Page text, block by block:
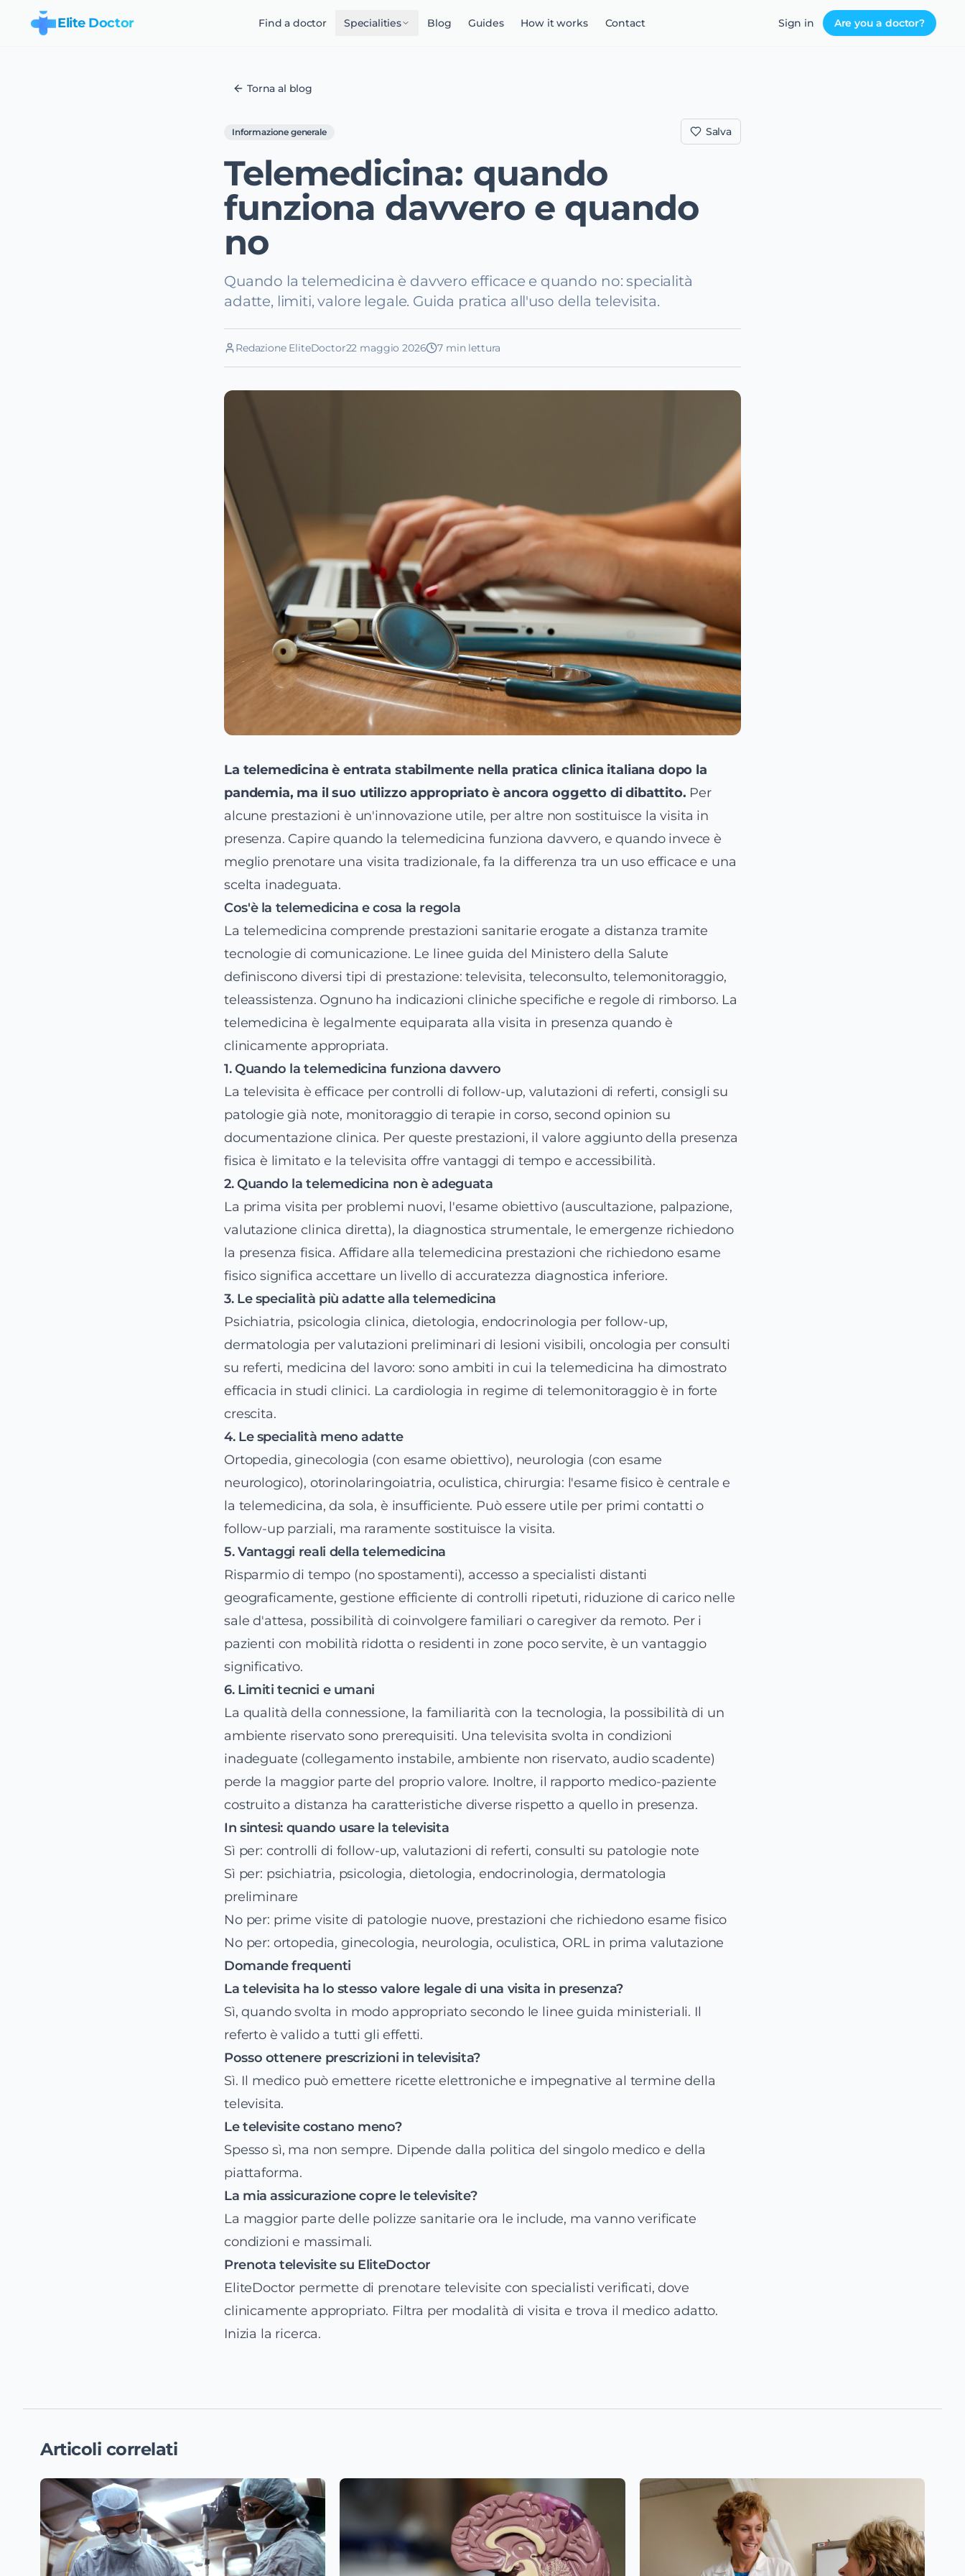
Elite Doctor Find a doctor Specialities Blog Guides How it works Contact Sign in Are you a doctor?
Torna al blog
Informazione generale Salva
Telemedicina: quando
funziona davvero e quando
no
Quando la telemedicina è davvero efficace e quando no: specialità
adatte, limiti, valore legale. Guida pratica all'uso della televisita.
Redazione EliteDoctor22 maggio 2026 7 min lettura
La telemedicina è entrata stabilmente nella pratica clinica italiana dopo la
pandemia, ma il suo utilizzo appropriato è ancora oggetto di dibattito. Per
alcune prestazioni è un'innovazione utile, per altre non sostituisce la visita in
presenza. Capire quando la telemedicina funziona davvero, e quando invece è
meglio prenotare una visita tradizionale, fa la differenza tra un uso efficace e una
scelta inadeguata.
Cos'è la telemedicina e cosa la regola
La telemedicina comprende prestazioni sanitarie erogate a distanza tramite
tecnologie di comunicazione. Le linee guida del Ministero della Salute
definiscono diversi tipi di prestazione: televisita, teleconsulto, telemonitoraggio,
teleassistenza. Ognuno ha indicazioni cliniche specifiche e regole di rimborso. La
telemedicina è legalmente equiparata alla visita in presenza quando è
clinicamente appropriata.
1. Quando la telemedicina funziona davvero
La televisita è efficace per controlli di follow-up, valutazioni di referti, consigli su
patologie già note, monitoraggio di terapie in corso, second opinion su
documentazione clinica. Per queste prestazioni, il valore aggiunto della presenza
fisica è limitato e la televisita offre vantaggi di tempo e accessibilità.
2. Quando la telemedicina non è adeguata
La prima visita per problemi nuovi, l'esame obiettivo (auscultazione, palpazione,
valutazione clinica diretta), la diagnostica strumentale, le emergenze richiedono
la presenza fisica. Affidare alla telemedicina prestazioni che richiedono esame
fisico significa accettare un livello di accuratezza diagnostica inferiore.
3. Le specialità più adatte alla telemedicina
Psichiatria, psicologia clinica, dietologia, endocrinologia per follow-up,
dermatologia per valutazioni preliminari di lesioni visibili, oncologia per consulti
su referti, medicina del lavoro: sono ambiti in cui la telemedicina ha dimostrato
efficacia in studi clinici. La cardiologia in regime di telemonitoraggio è in forte
crescita.
4. Le specialità meno adatte
Ortopedia, ginecologia (con esame obiettivo), neurologia (con esame
neurologico), otorinolaringoiatria, oculistica, chirurgia: l'esame fisico è centrale e
la telemedicina, da sola, è insufficiente. Può essere utile per primi contatti o
follow-up parziali, ma raramente sostituisce la visita.
5. Vantaggi reali della telemedicina
Risparmio di tempo (no spostamenti), accesso a specialisti distanti
geograficamente, gestione efficiente di controlli ripetuti, riduzione di carico nelle
sale d'attesa, possibilità di coinvolgere familiari o caregiver da remoto. Per i
pazienti con mobilità ridotta o residenti in zone poco servite, è un vantaggio
significativo.
6. Limiti tecnici e umani
La qualità della connessione, la familiarità con la tecnologia, la possibilità di un
ambiente riservato sono prerequisiti. Una televisita svolta in condizioni
inadeguate (collegamento instabile, ambiente non riservato, audio scadente)
perde la maggior parte del proprio valore. Inoltre, il rapporto medico-paziente
costruito a distanza ha caratteristiche diverse rispetto a quello in presenza.
In sintesi: quando usare la televisita
Sì per: controlli di follow-up, valutazioni di referti, consulti su patologie note
Sì per: psichiatria, psicologia, dietologia, endocrinologia, dermatologia
preliminare
No per: prime visite di patologie nuove, prestazioni che richiedono esame fisico
No per: ortopedia, ginecologia, neurologia, oculistica, ORL in prima valutazione
Domande frequenti
La televisita ha lo stesso valore legale di una visita in presenza?
Sì, quando svolta in modo appropriato secondo le linee guida ministeriali. Il
referto è valido a tutti gli effetti.
Posso ottenere prescrizioni in televisita?
Sì. Il medico può emettere ricette elettroniche e impegnative al termine della
televisita.
Le televisite costano meno?
Spesso sì, ma non sempre. Dipende dalla politica del singolo medico e della
piattaforma.
La mia assicurazione copre le televisite?
La maggior parte delle polizze sanitarie ora le include, ma vanno verificate
condizioni e massimali.
Prenota televisite su EliteDoctor
EliteDoctor permette di prenotare televisite con specialisti verificati, dove
clinicamente appropriato. Filtra per modalità di visita e trova il medico adatto.
Inizia la ricerca.
Articoli correlati